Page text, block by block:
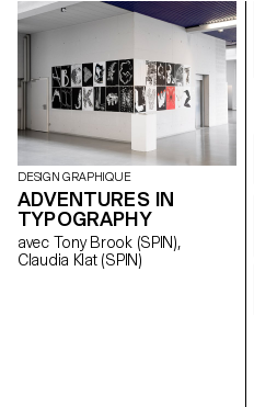
histoires ont ensuite été
partagées anonymement avant
d'être redistribué à chaque
groupe d'étudiants.
DESIGN GRAPHIQUE
ADVENTURES IN
TYPOGRAPHY
avec Tony Brook (SPIN),
Claudia Klat (SPIN)